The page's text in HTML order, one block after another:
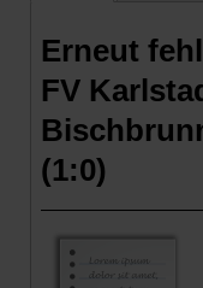
Erneut
FV
(1:0)